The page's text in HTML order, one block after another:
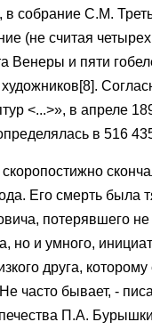
в собрание С.М.
(не считая четырех
Венеры и пяти
<...>», в апреле
в 516
Его смерть была
потерявшего не
но и умного,
друга,
часто бывает, -
П.А.